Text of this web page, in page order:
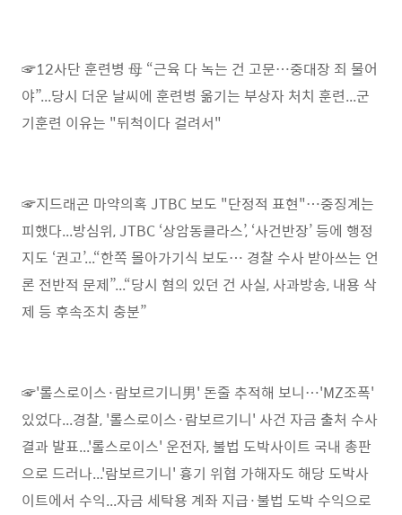
☞12사단 훈련병 母 “근육 다 녹는 건 고문…중대장 죄 물어
야”...당시 더운 날씨에 훈련병 옮기는 부상자 처치 훈련...군
기훈련 이유는 "뒤척이다 걸려서"
☞지드래곤 마약의혹 JTBC 보도 "단정적 표현"…중징계는
피했다...방심위, JTBC ‘상암동클라스’, ‘사건반장’ 등에 행정
지도 ‘권고’...“한쪽 몰아가기식 보도… 경찰 수사 받아쓰는 언
론 전반적 문제”...“당시 혐의 있던 건 사실, 사과방송, 내용 삭
제 등 후속조치 충분”
☞'롤스로이스·람보르기니男' 돈줄 추적해 보니…'MZ조폭'
있었다...경찰, '롤스로이스·람보르기니' 사건 자금 출처 수사
결과 발표...'롤스로이스' 운전자, 불법 도박사이트 국내 총판
으로 드러나...'람보르기니' 흉기 위협 가해자도 해당 도박사
이트에서 수익...자금 세탁용 계좌 지급·불법 도박 수익으로